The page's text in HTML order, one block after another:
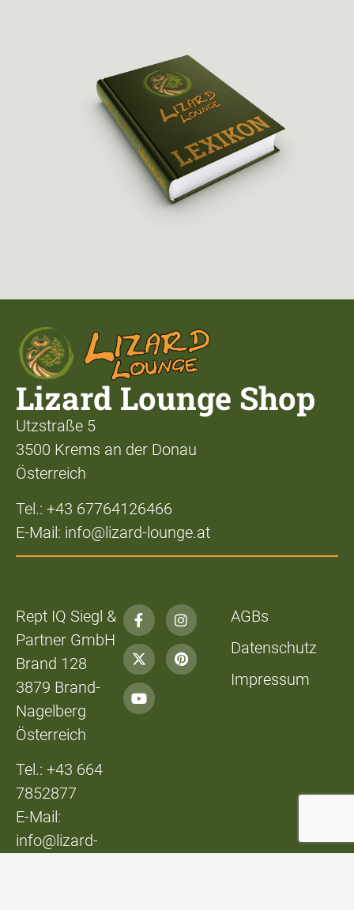
Lizard Lounge Shop
Utzstraße 5
3500 Krems an der Donau
Österreich
Tel.: +43 67764126466
E-Mail: info@lizard-lounge.at
Rept IQ Siegl &
Partner GmbH
Brand 128
3879 Brand-
Nagelberg
Österreich
Tel.: +43 664
7852877
E-Mail:
info@lizard-
AGBs
Datenschutz
Impressum